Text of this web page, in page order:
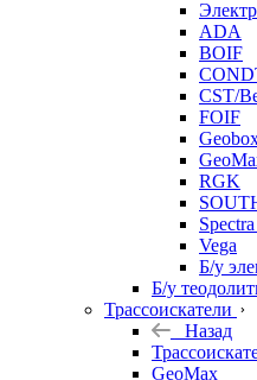
ADA
BOIF
CST/
FOIF
RGK
Vega
Б/у
Б/у
Трассоискатели
Назад
GeoMax